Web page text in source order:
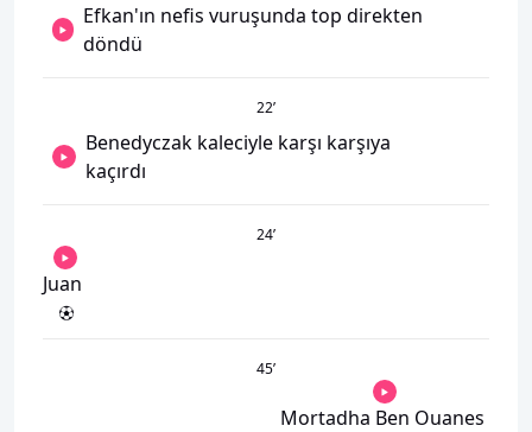
Efkan'ın nefis vuruşunda top direkten
döndü
22’
Benedyczak kaleciyle karşı karşıya
kaçırdı
24’
Juan
45’
Mortadha Ben Ouanes